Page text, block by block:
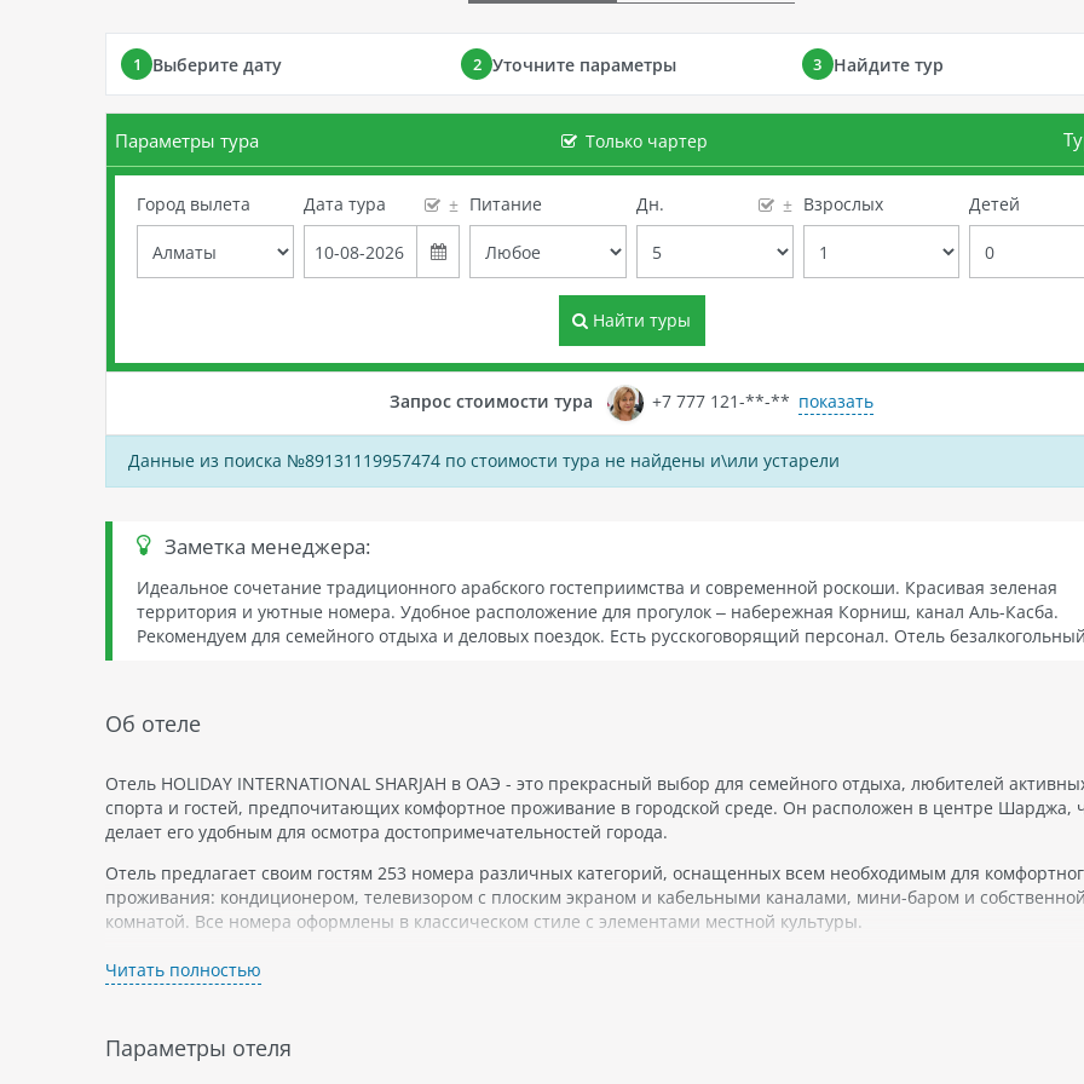
1 Выберите дату 2 Уточните параметры 3 Найдите тур
Параметры тура Только чартер
Город вылета Дата тура ± Питание Дн. ± Взрослых Детей
Найти туры
Запрос стоимости тура +7 777 121-**-** показать
Данные из поиска №89131119957474 по стоимости тура не найдены и\или устарели
Заметка менеджера:
Идеальное сочетание традиционного арабского гостеприимства и современной роскоши. Красивая зеленая
территория и уютные номера. Удобное расположение для прогулок – набережная Корниш, канал Аль-Касба.
Рекомендуем для семейного отдыха и деловых поездок. Есть русскоговорящий персонал. Отель
Об отеле
Отель HOLIDAY INTERNATIONAL SHARJAH в ОАЭ - это прекрасный выбор для семейного отдыха, любителей
спорта и гостей, предпочитающих комфортное проживание в городской среде. Он расположен в центре Шарджа,
делает его удобным для осмотра достопримечательностей города.
Отель предлагает своим гостям 253 номера различных категорий, оснащенных всем необходимым для
проживания: кондиционером, телевизором с плоским экраном и кабельными каналами, мини-баром и
комнатой. Все номера оформлены в классическом стиле с элементами местной культуры.
Для любителей активного отдыха на территории отеля есть фитнес-центр, теннисные корты и бассейн. Также
заказать различные экскурсии по окрестностям или арендовать автомобиль.
ОАЭ. На территории отеля также есть спа-центр, где можно расслабиться и насладиться массажем.
Читать полностью
Параметры отеля